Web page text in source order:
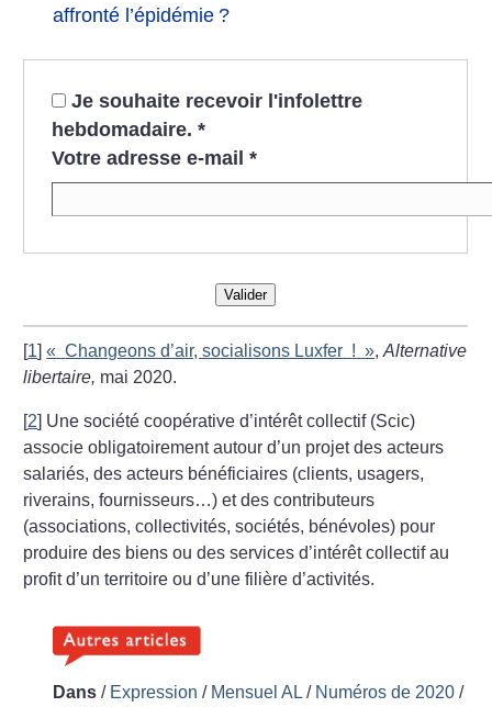
affronté l’épidémie ?
Je souhaite recevoir l'infolettre
hebdomadaire. *
Votre adresse e-mail *
Valider
1 ]« Changeons d’air, socialisons Luxfer ! »,Alternative
libertaire, mai 2020.
[2 Une société coopérative d’intérêt collectif (Scic)
associe obligatoirement autour d’un projet des acteurs
salariés, des acteurs bénéficiaires (clients, usagers,
riverains, fournisseurs…) et des contributeurs
(associations, collectivités, sociétés, bénévoles) pour
produire des biens ou des services d’intérêt collectif au
profit d’un territoire ou d’une filière d’activités.
Dans / Expression / Mensuel AL / Numéros de 2020 /